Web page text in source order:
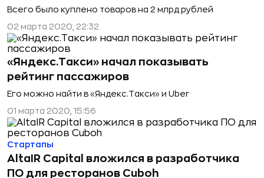
Всего было куплено товаров на 2 млрд рублей
02 марта 2020, 22:32
«Яндекс.Такси» начал показывать
рейтинг пассажиров
Его можно найти в «Яндекс.Такси» и Uber
01 марта 2020, 15:56
AltaIR Capital вложился в разработчика
ПО для ресторанов Cuboh
Стартапы